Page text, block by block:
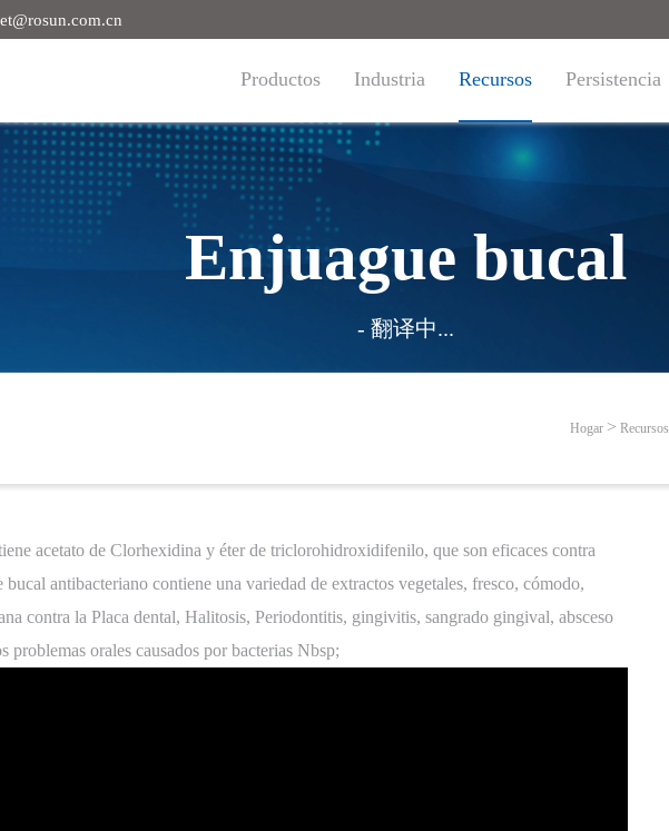
Productos Industria Recursos Persistencia
Enjuague bucal
- 翻译中...
Hogar Recursos
acetato de Clorhexidina y éter de triclorohidroxidifenilo, que son eficaces contra
antibacteriano contiene una variedad de extractos vegetales, fresco, cómodo,
contra la Placa dental, Halitosis, Periodontitis, gingivitis, sangrado gingival, absceso
orales causados por bacterias Nbsp;